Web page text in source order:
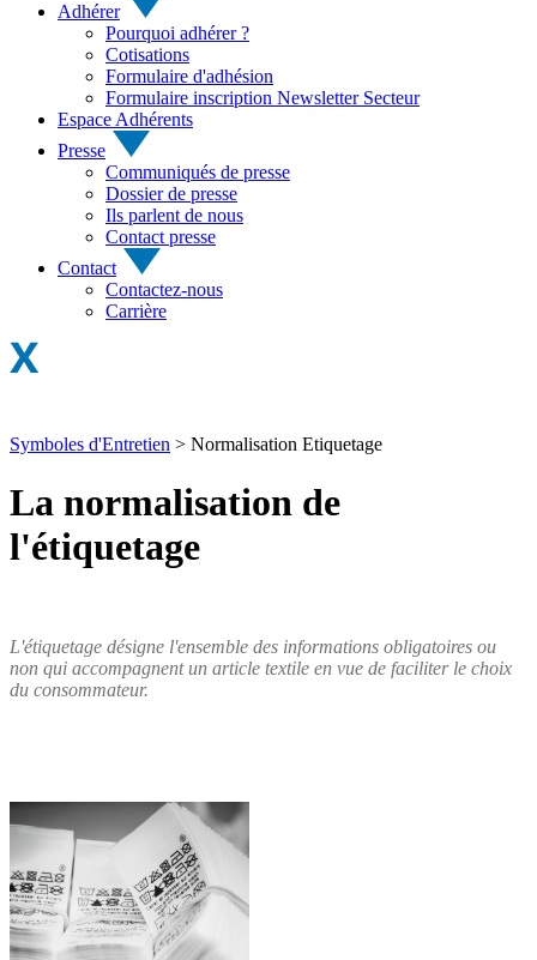
Adhérer
Pourquoi adhérer ?
Cotisations
Formulaire d'adhésion
Formulaire inscription Newsletter Secteur
Espace Adhérents
Presse
Communiqués de presse
Dossier de presse
Ils parlent de nous
Contact presse
Contact
Contactez-nous
Carrière
Symboles d'Entretien > Normalisation Etiquetage
La normalisation de
l'étiquetage
L'étiquetage désigne l'ensemble des informations obligatoires ou
non qui accompagnent un article textile en vue de faciliter le choix
du consommateur.